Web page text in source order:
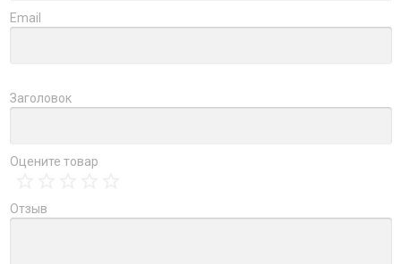
Email
Заголовок
Оцените товар
Отзыв